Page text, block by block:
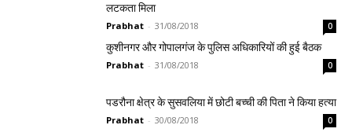
लटकता मिला
Prabhat - 31/08/2018 0
कुशीनगर और गोपालगंज के पुलिस अधिकारियों की हुई बैठक
Prabhat - 31/08/2018 0
पडरौना क्षेत्र के सुसवलिया में छोटी बच्ची की पिता ने किया हत्या
Prabhat - 30/08/2018 0